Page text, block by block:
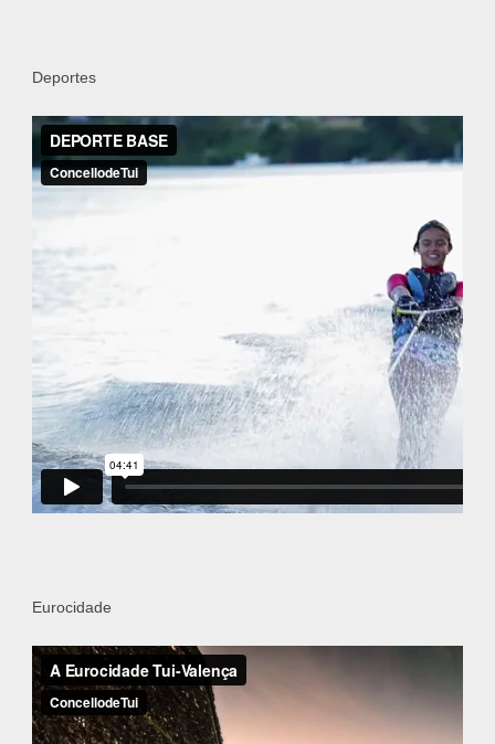
Deportes
Eurocidade